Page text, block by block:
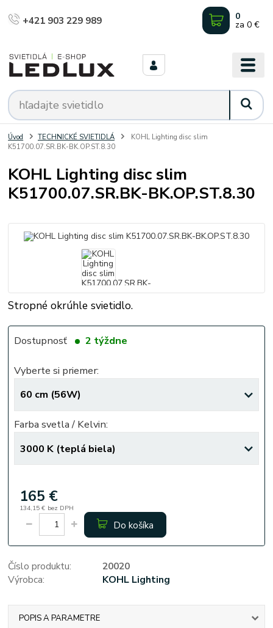
+421 903 229 989 0
za 0 €
Úvod TECHNICKÉ SVIETIDLÁ
KOHL Lighting disc slim
K51700.07.SR.BK-BK.OP.ST.8.30
KOHL Lighting disc slim
K51700.07.SR.BK-BK.OP.ST.8.30
Stropné okrúhle svietidlo.
Dostupnosť 2 týždne
Vyberte si priemer:
Farba svetla / Kelvin:
165 €
134,15 € bez DPH
Do košíka
Číslo produktu:
20020
Výrobca:
KOHL Lighting
POPIS A PARAMETRE